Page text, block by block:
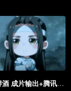
MDQ 20醉酒 成片输出+腾讯海外版